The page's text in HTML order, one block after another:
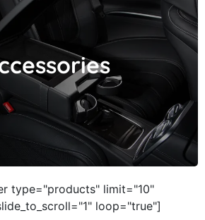
Accessories
type="products" limit="10"
loop="true"]